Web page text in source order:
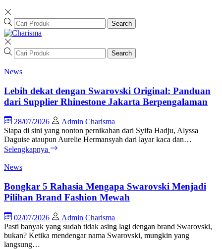
Search
Search
News
Lebih dekat dengan Swarovski Original: Panduan
dari Supplier Rhinestone Jakarta Berpengalaman
28/07/2026
Admin Charisma
Siapa di sini yang nonton pernikahan dari Syifa Hadju, Alyssa
Daguise ataupun Aurelie Hermansyah dari layar kaca dan…
Selengkapnya
News
Bongkar 5 Rahasia Mengapa Swarovski Menjadi
Pilihan Brand Fashion Mewah
02/07/2026
Admin Charisma
Pasti banyak yang sudah tidak asing lagi dengan brand Swarovski,
bukan? Ketika mendengar nama Swarovski, mungkin yang
langsung…